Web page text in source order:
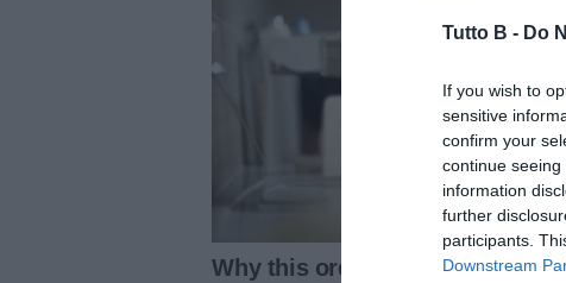
Tutto B - Do
If you wish to
sensitive
confirm your
continue
information
further
participants.
Downstream